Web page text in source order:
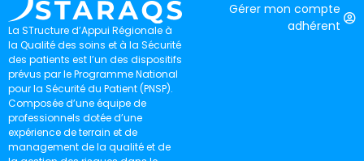
La STructure d’Appui Régionale à
la Qualité des soins et à la Sécurité
des patients est l’un des dispositifs
prévus par le Programme National
pour la Sécurité du Patient (PNSP).
Composée d’une équipe de
professionnels dotée d’une
expérience de terrain et de
management de la qualité et de
Gérer mon compte
adhérent